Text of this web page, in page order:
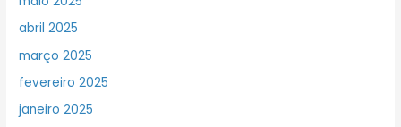
abril 2025
março 2025
fevereiro 2025
janeiro 2025